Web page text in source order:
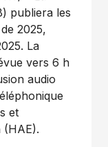
publiera les
2025,
La
vers 6 h
audio
et
(HAE).